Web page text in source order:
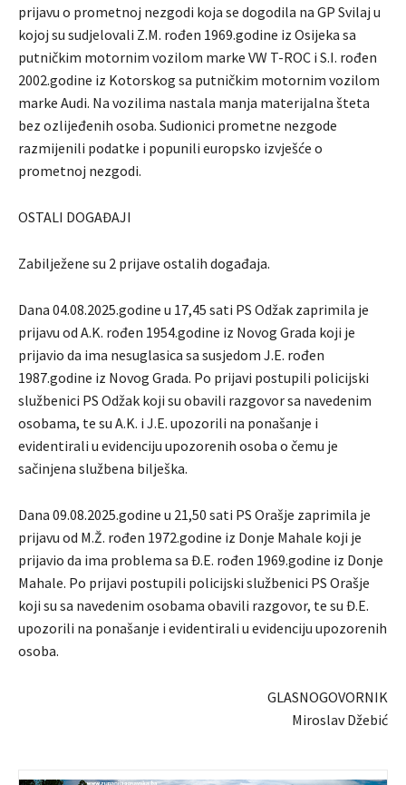
prijavu o prometnoj nezgodi koja se dogodila na GP Svilaj u
kojoj su sudjelovali Z.M. rođen 1969.godine iz Osijeka sa
putničkim motornim vozilom marke VW T-ROC i S.I. rođen
2002.godine iz Kotorskog sa putničkim motornim vozilom
marke Audi. Na vozilima nastala manja materijalna šteta
bez ozlijeđenih osoba. Sudionici prometne nezgode
razmijenili podatke i popunili europsko izvješće o
prometnoj nezgodi.
OSTALI DOGAĐAJI
Zabilježene su 2 prijave ostalih događaja.
Dana 04.08.2025.godine u 17,45 sati PS Odžak zaprimila je
prijavu od A.K. rođen 1954.godine iz Novog Grada koji je
prijavio da ima nesuglasica sa susjedom J.E. rođen
1987.godine iz Novog Grada. Po prijavi postupili policijski
službenici PS Odžak koji su obavili razgovor sa navedenim
osobama, te su A.K. i J.E. upozorili na ponašanje i
evidentirali u evidenciju upozorenih osoba o čemu je
sačinjena službena bilješka.
Dana 09.08.2025.godine u 21,50 sati PS Orašje zaprimila je
prijavu od M.Ž. rođen 1972.godine iz Donje Mahale koji je
prijavio da ima problema sa Đ.E. rođen 1969.godine iz Donje
Mahale. Po prijavi postupili policijski službenici PS Orašje
koji su sa navedenim osobama obavili razgovor, te su Đ.E.
upozorili na ponašanje i evidentirali u evidenciju upozorenih
osoba.
GLASNOGOVORNIK
Miroslav Džebić